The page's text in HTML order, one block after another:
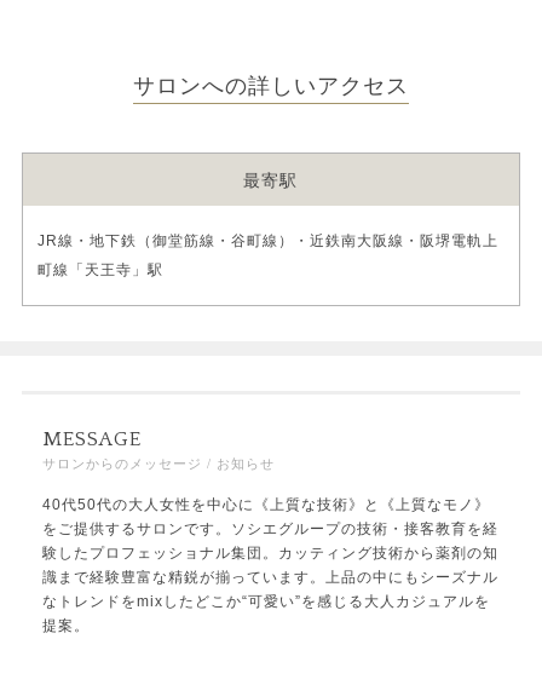
サロンへの詳しいアクセス
最寄駅
JR線・地下鉄（御堂筋線・谷町線）・近鉄南大阪線・阪堺電軌上
町線「天王寺」駅
MESSAGE
サロンからのメッセージ / お知らせ
40代50代の大人女性を中心に《上質な技術》と《上質なモノ》
をご提供するサロンです。ソシエグループの技術・接客教育を経
験したプロフェッショナル集団。カッティング技術から薬剤の知
識まで経験豊富な精鋭が揃っています。上品の中にもシーズナル
なトレンドをmixしたどこか“可愛い”を感じる大人カジュアルを
提案。